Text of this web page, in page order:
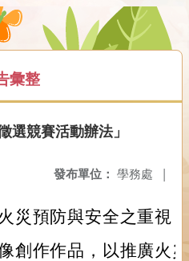
彙整
選競賽活動辦法」
發布單位： 學務處 |
災預防與安全之重視
創作作品，以推廣火